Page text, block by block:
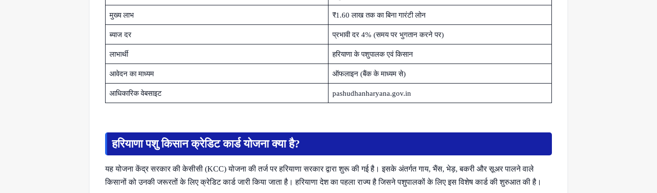
मुख्य लाभ ₹1.60 लाख तक का बिना गारंटी लोन
ब्याज दर प्रभावी दर 4% (समय पर भुगतान करने पर)
लाभार्थी हरियाणा के पशुपालक एवं किसान
आवेदन का माध्यम ऑफलाइन (बैंक के माध्यम से)
आधिकारिक वेबसाइट pashudhanharyana.gov.in
हरियाणा पशु किसान क्रेडिट कार्ड योजना क्या है?
यह योजना केंद्र सरकार की केसीसी (KCC) योजना की तर्ज पर हरियाणा सरकार द्वारा शुरू की गई है। इसके अंतर्गत गाय, भैंस, भेड़, बकरी और सूअर पालने वाले
किसानों को उनकी जरूरतों के लिए क्रेडिट कार्ड जारी किया जाता है। हरियाणा देश का पहला राज्य है जिसने पशुपालकों के लिए इस विशेष कार्ड की शुरुआत की है।